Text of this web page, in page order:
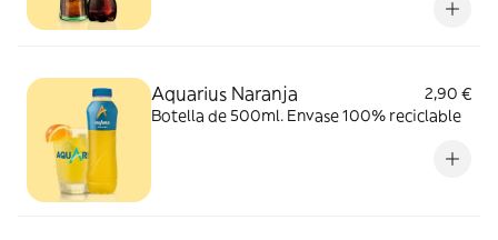
Aquarius Naranja
2,90 €
Botella de 500ml. Envase 100% reciclable